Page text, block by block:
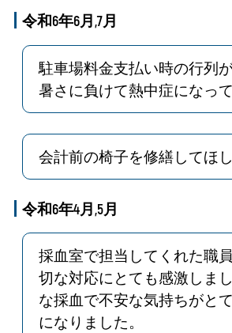
診のため、患者さんの
両で来た場合、駐車料
んと同様の料金になり
受付（守衛）でその旨
くとＱＲ駐車サービス
す。
令和6年6月,7月
駐車場料金支払い時の行列が
暑さに負けて熱中症になって
回答
ご意見ありがとうござ
の精算機に関わる件に
検討した結果、８月１
問題点が解消されてお
迷惑をおかけしました
会計前の椅子を修繕してほし
回答
ご意見ありがとうござ
必要な椅子については
を済ませております。
令和6年4月,5月
採血室で担当してくれた職
切な対応にとても感激しま
な採血で不安な気持ちがと
になりました。